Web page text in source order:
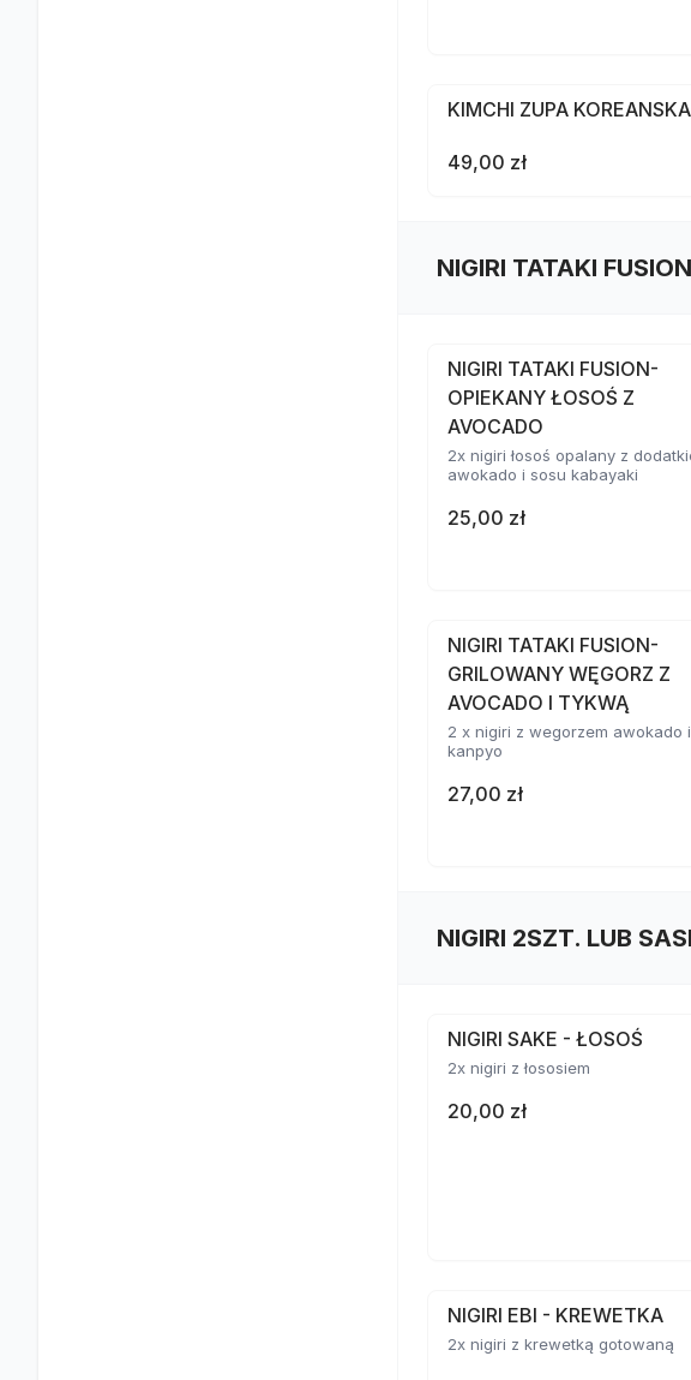
KIMCHI ZUPA KOREANSKA
49,00 zł
NIGIRI TATAKI FUSION
NIGIRI TATAKI FUSION-
OPIEKANY ŁOSOŚ Z
AVOCADO
2x nigiri łosoś opalany z
awokado i sosu kabayaki
25,00 zł
NIGIRI TATAKI FUSION-
GRILOWANY WĘGORZ Z
AVOCADO I TYKWĄ
2 x nigiri z wegorzem awokado i
kanpyo
27,00 zł
NIGIRI 2SZT. LUB
NIGIRI SAKE - ŁOSOŚ
2x nigiri z łososiem
20,00 zł
NIGIRI EBI - KREWETKA
2x nigiri z krewetką gotowaną